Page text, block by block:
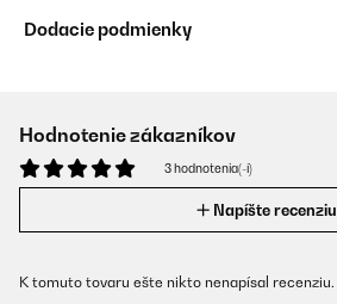
Dodacie podmienky
Hodnotenie zákazníkov
3 hodnotenia(-í)
Napíšte recenziu
K tomuto tovaru ešte nikto nenapísal recenziu.